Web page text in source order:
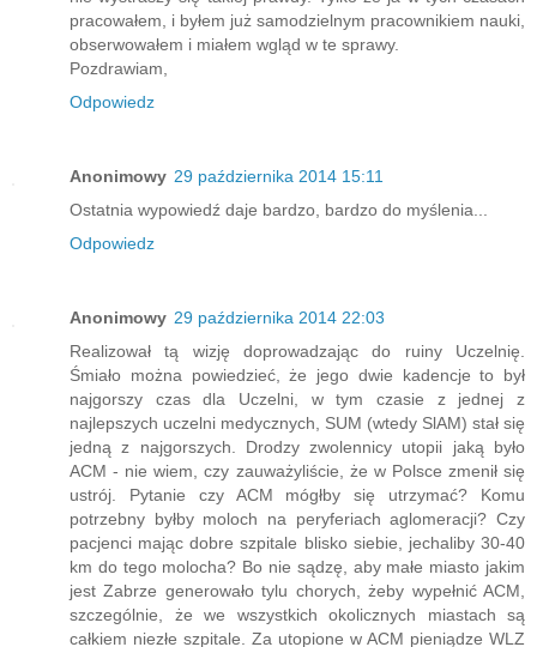
pracowałem, i byłem już samodzielnym pracownikiem nauki,
obserwowałem i miałem wgląd w te sprawy.
Pozdrawiam,
Odpowiedz
Anonimowy 29 października 2014 15:11
Ostatnia wypowiedź daje bardzo, bardzo do myślenia...
Odpowiedz
Anonimowy 29 października 2014 22:03
Realizował tą wizję doprowadzając do ruiny Uczelnię.
Śmiało można powiedzieć, że jego dwie kadencje to był
najgorszy czas dla Uczelni, w tym czasie z jednej z
najlepszych uczelni medycznych, SUM (wtedy SlAM) stał się
jedną z najgorszych. Drodzy zwolennicy utopii jaką było
ACM - nie wiem, czy zauważyliście, że w Polsce zmenił się
ustrój. Pytanie czy ACM mógłby się utrzymać? Komu
potrzebny byłby moloch na peryferiach aglomeracji? Czy
pacjenci mając dobre szpitale blisko siebie, jechaliby 30-40
km do tego molocha? Bo nie sądzę, aby małe miasto jakim
jest Zabrze generowało tylu chorych, żeby wypełnić ACM,
szczególnie, że we wszystkich okolicznych miastach są
całkiem niezłe szpitale. Za utopione w ACM pieniądze WLZ